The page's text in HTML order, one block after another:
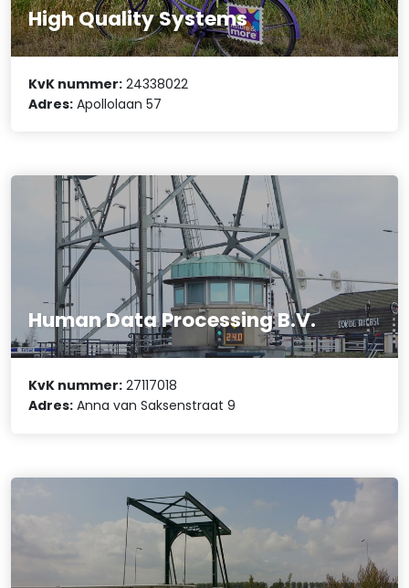
High Quality Systems
KvK nummer: 24338022
Adres: Apollolaan 57
Human Data Processing B.V.
KvK nummer: 27117018
Adres: Anna van Saksenstraat 9